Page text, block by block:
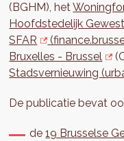
(BGHM), het
Hoofdstedelijk Gewest
SFAR
Bruxelles - Brussel
Stadsvernieuwing
De publicatie bevat
de19 Brusselse